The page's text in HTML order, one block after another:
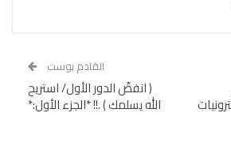
القادم بوست
( انفضّ الدور الأول/ استريح
الله يسلمك ) .!! *الجزء الأول:*